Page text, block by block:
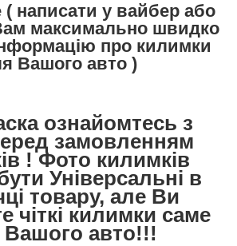
( написати у вайбер або
максимально швидко
про килимки
Вашого авто )
ознайомтесь з
замовленням
! Фото килимків
Універсальні в
товару, але Ви
чіткі килимки саме
авто!!!